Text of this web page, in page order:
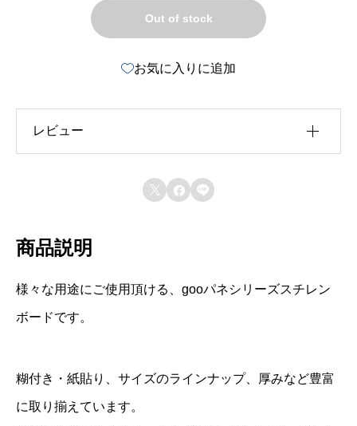
Out of stock
お気に入りに追加
レビュー
レビュー投稿には、会員登録が必要です。
会員登録する
  
商品説明
様々な用途にご使用頂ける、gooパネシリーズスチレン
ボードです。
糊付き・紙貼り、サイズのラインナップ、厚みなど豊富
に取り揃えています。